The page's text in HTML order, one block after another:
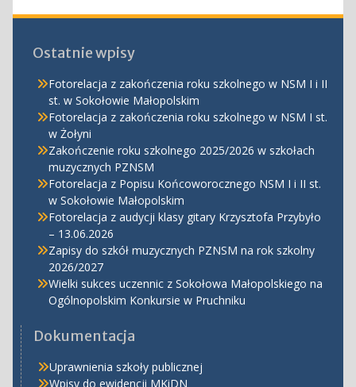
Ostatnie wpisy
Fotorelacja z zakończenia roku szkolnego w NSM I i II
st. w Sokołowie Małopolskim
Fotorelacja z zakończenia roku szkolnego w NSM I st.
w Żołyni
Zakończenie roku szkolnego 2025/2026 w szkołach
muzycznych PZNSM
Fotorelacja z Popisu Końcoworocznego NSM I i II st.
w Sokołowie Małopolskim
Fotorelacja z audycji klasy gitary Krzysztofa Przybyło
– 13.06.2026
Zapisy do szkół muzycznych PZNSM na rok szkolny
2026/2027
Wielki sukces uczennic z Sokołowa Małopolskiego na
Ogólnopolskim Konkursie w Pruchniku
Dokumentacja
Uprawnienia szkoły publicznej
Wpisy do ewidencji MKiDN